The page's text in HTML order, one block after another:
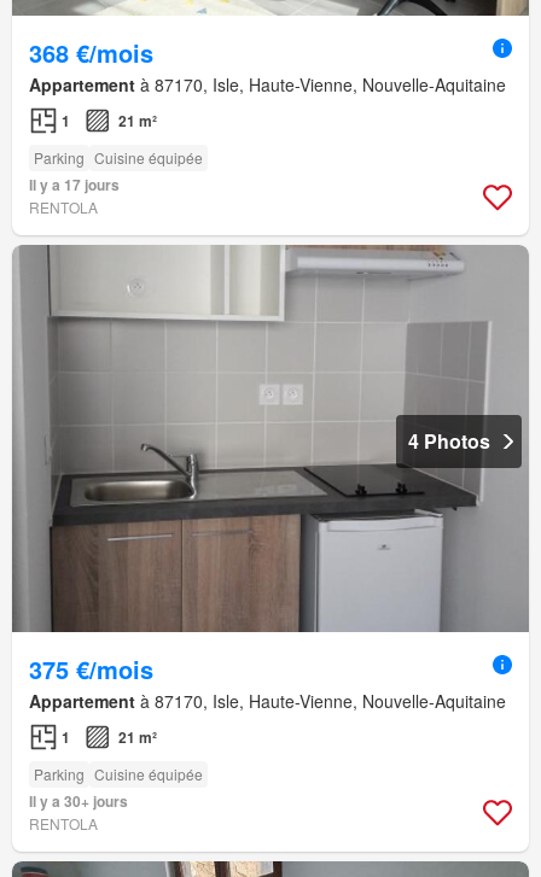
368 €/mois
Appartement à 87170, Isle, Haute-Vienne, Nouvelle-Aquitaine
1 21 m²
Parking Cuisine équipée
Il y a 17 jours
RENTOLA
4 Photos
375 €/mois
Appartement à 87170, Isle, Haute-Vienne, Nouvelle-Aquitaine
1 21 m²
Parking Cuisine équipée
Il y a 30+ jours
RENTOLA